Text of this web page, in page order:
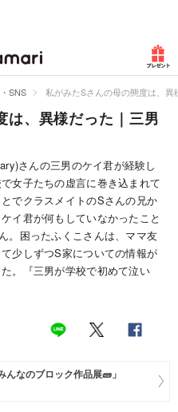
SNS 私がみたSさんの母の態度は、
は、異様だった｜三男
さんの三男のケイ君が経験し
女子たちの虚言に巻き込まれて
でクラスメイトのSさんの兄か
イ君が何もしていなかったこと
。困ったふくこさんは、ママ友
少しずつS家についての情報が
。『三男が学校で初めて泣い
なのブロック作品展🧱」